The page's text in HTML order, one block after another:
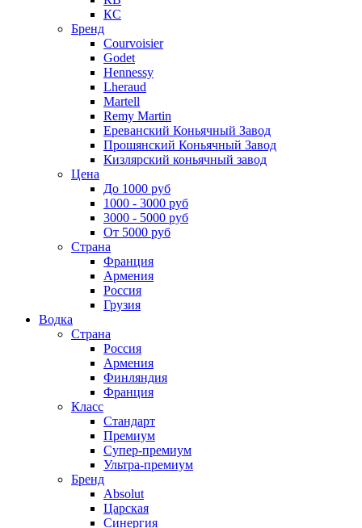
КС
Бренд
Courvoisier
Godet
Hennessy
Lheraud
Martell
Remy Martin
Ереванский Коньячный Завод
Прошянский Коньячный Завод
Кизлярский коньячный завод
Цена
До 1000 руб
1000 - 3000 руб
3000 - 5000 руб
От 5000 руб
Страна
Франция
Армения
Россия
Грузия
Водка
Страна
Россия
Армения
Финляндия
Франция
Класс
Стандарт
Премиум
Супер-премиум
Ультра-премиум
Бренд
Absolut
Царская
Синергия